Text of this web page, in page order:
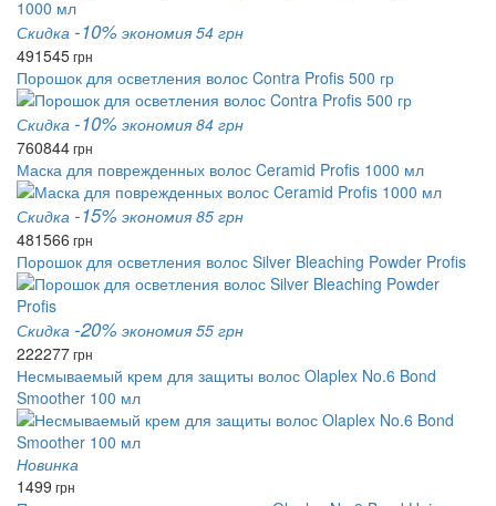
Скидка -10% экономия 54 грн
491545грн
Порошок для осветления волос Contra Profis 500 гр
Скидка -10% экономия 84 грн
760844грн
Маска для поврежденных волос Ceramid Profis 1000 мл
Скидка -15% экономия 85 грн
481566 грн
Порошок для осветления волос Silver Bleaching Powder Profis
Скидка -20% экономия 55 грн
222277грн
Несмываемый крем для защиты волос Olaplex No.6 Bond
Smoother 100 мл
Новинка
1499 грн